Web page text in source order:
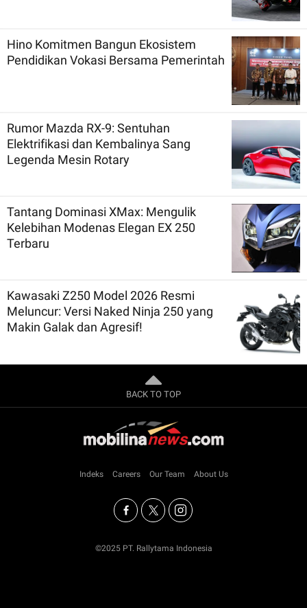
Hino Komitmen Bangun Ekosistem
Pendidikan Vokasi Bersama Pemerintah
Rumor Mazda RX-9: Sentuhan
Elektrifikasi dan Kembalinya Sang
Legenda Mesin Rotary
Tantang Dominasi XMax: Mengulik
Kelebihan Modenas Elegan EX 250
Terbaru
Kawasaki Z250 Model 2026 Resmi
Meluncur: Versi Naked Ninja 250 yang
Makin Galak dan Agresif!
BACK TO TOP
Indeks Careers Our Team About Us
©2025 PT. Rallytama Indonesia